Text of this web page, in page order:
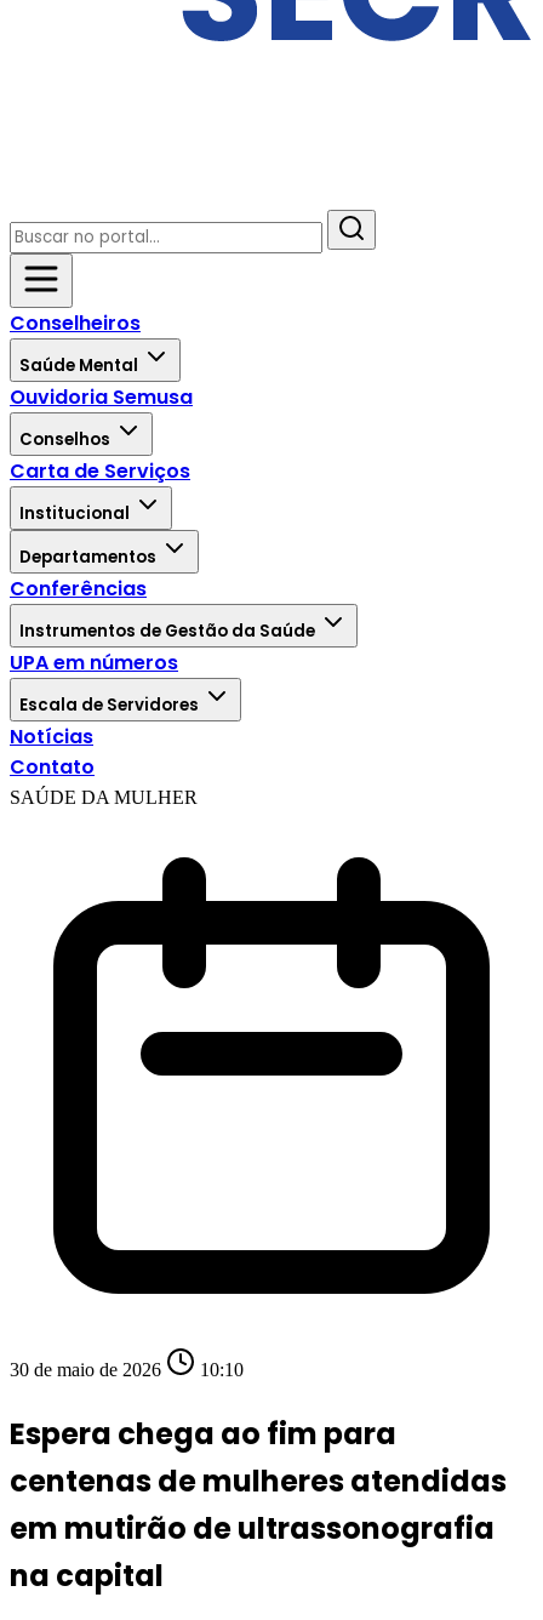
Conselheiros
Saúde Mental
Ouvidoria Semusa
Conselhos
Carta de Serviços
Institucional
Departamentos
Conferências
Instrumentos de Gestão da Saúde
UPA em números
Escala de Servidores
Notícias
Contato
SAÚDE DA MULHER
30 de maio de 2026 10:10
Espera chega ao fim para
centenas de mulheres atendidas
em mutirão de ultrassonografia
na capital